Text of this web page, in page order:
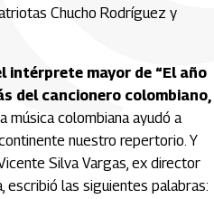
Chucho Rodríguez y
intérprete mayor de “El año
del cancionero colombiano,
música colombiana ayudó a
nuestro repertorio. Y
Silva Vargas, ex director
escribió las siguientes palabras: